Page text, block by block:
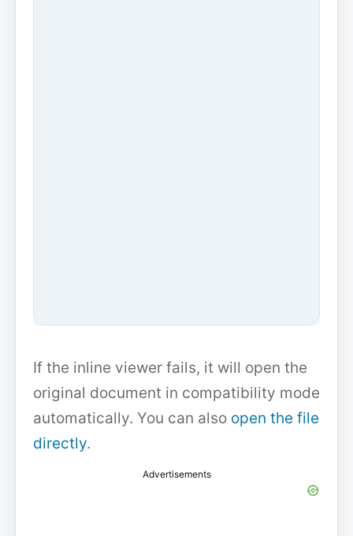
If the inline viewer fails, it will open the
original document in compatibility mode
automatically. You can also open the file
directly.
Advertisements